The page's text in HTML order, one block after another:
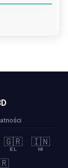
🇬🇷
EL
🇮🇳
HI